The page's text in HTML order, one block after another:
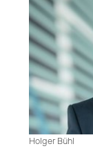
Holger Bühl